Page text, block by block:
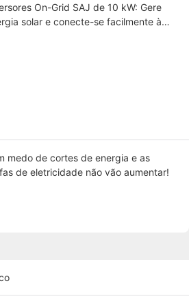
On-Grid SAJ de 10 kW: Gere
solar e conecte-se facilmente à
medo de cortes de energia e as
de eletricidade não vão aumentar!